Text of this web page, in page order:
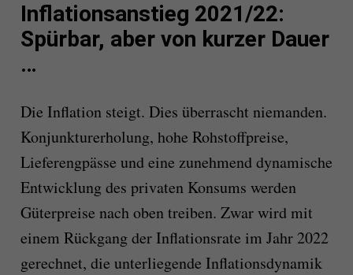
Inflationsanstieg 2021/22:
Spürbar, aber von kurzer Dauer
…
Die Inflation steigt. Dies überrascht niemanden.
Konjunkturerholung, hohe Rohstoffpreise,
Lieferengpässe und eine zunehmend dynamische
Entwicklung des privaten Konsums werden
Güterpreise nach oben treiben. Zwar wird mit
einem Rückgang der Inflationsrate im Jahr 2022
gerechnet, die unterliegende Inflationsdynamik